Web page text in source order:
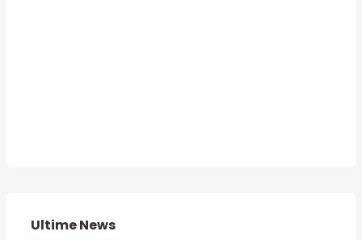
Ultime News